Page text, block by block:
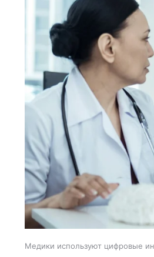
Медики используют цифровые